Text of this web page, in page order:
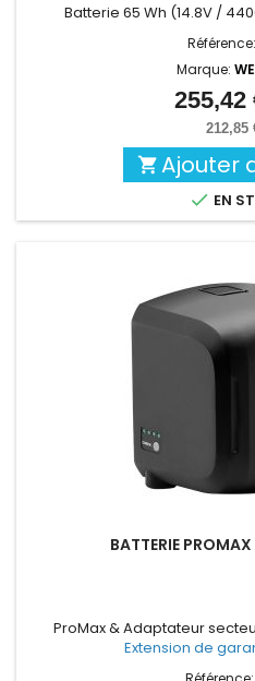
Batterie 65 Wh (14.8V /
Référence:
Marque:
255,42
212,85
 Ajouter
 EN
BATTERIE
ProMax & Adaptateur
Extension de